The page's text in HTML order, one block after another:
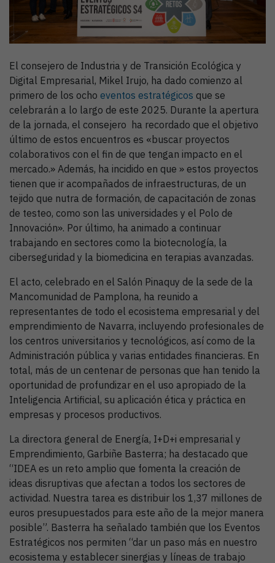
El consejero de Industria y de Transición Ecológica y
Digital Empresarial, Mikel Irujo, ha dado comienzo al
primero de los ocho eventos estratégicos que se
celebrarán a lo largo de este 2025. Durante la apertura
de la jornada, el consejero ha recordado que el objetivo
último de estos encuentros es «buscar proyectos
colaborativos con el fin de que tengan impacto en el
mercado.» Además, ha incidido en que » estos proyectos
tienen que ir acompañados de infraestructuras, de un
tejido que nutra de formación, de capacitación de zonas
de testeo, como son las universidades y el Polo de
Innovación». Por último, ha animado a continuar
trabajando en sectores como la biotecnología, la
ciberseguridad y la biomedicina en terapias avanzadas.
El acto, celebrado en el Salón Pinaquy de la sede de la
Mancomunidad de Pamplona, ha reunido a
representantes de todo el ecosistema empresarial y del
emprendimiento de Navarra, incluyendo profesionales de
los centros universitarios y tecnológicos, así como de la
Administración pública y varias entidades financieras. En
total, más de un centenar de personas que han tenido la
oportunidad de profundizar en el uso apropiado de la
Inteligencia Artificial, su aplicación ética y práctica en
empresas y procesos productivos.
La directora general de Energía, I+D+i empresarial y
Emprendimiento, Garbiñe Basterra; ha destacado que
“IDEA es un reto amplio que fomenta la creación de
ideas disruptivas que afectan a todos los sectores de
actividad. Nuestra tarea es distribuir los 1,37 millones de
euros presupuestados para este año de la mejor manera
posible”. Basterra ha señalado también que los Eventos
Estratégicos nos permiten “dar un paso más en nuestro
ecosistema y establecer sinergias y líneas de trabajo